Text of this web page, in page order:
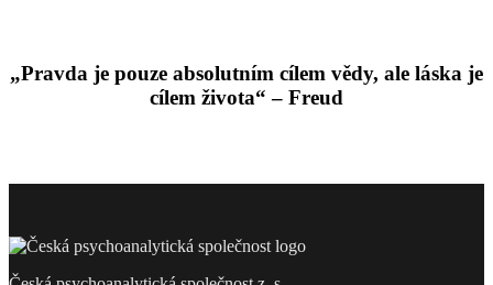
„Pravda je pouze absolutním cílem vědy, ale láska je
cílem života“ – Freud